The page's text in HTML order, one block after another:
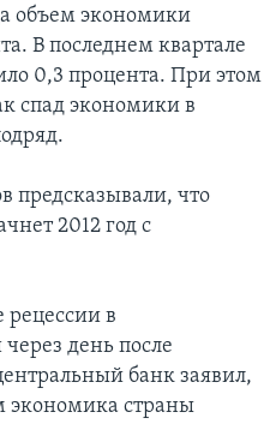
объем экономики
В последнем квартале
0,3 процента. При этом
спад экономики в
предсказывали, что
2012 год с
рецессии в
день после
банк заявил,
экономика страны